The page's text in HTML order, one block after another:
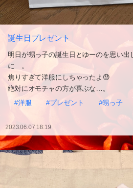
誕生日プレゼント
明日が甥っ子の誕生日とゆーのを思い出
に…。
焦りすぎて洋服にしちゃったよ😓
絶対にオモチャの方が喜ぶな…。
#洋服
#プレゼント #甥っ子
2023.06.07 18:19